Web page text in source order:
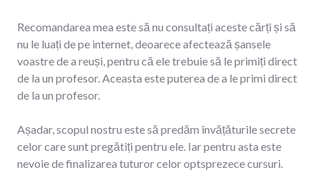
Recomandarea mea este să nu consultați aceste cărți și să
nu le luați de pe internet, deoarece afectează șansele
voastre de a reuși, pentru că ele trebuie să le primiți direct
de la un profesor. Aceasta este puterea de a le primi direct
de la un profesor.
Așadar, scopul nostru este să predăm învățăturile secrete
celor care sunt pregătiți pentru ele. Iar pentru asta este
nevoie de finalizarea tuturor celor optsprezece cursuri.